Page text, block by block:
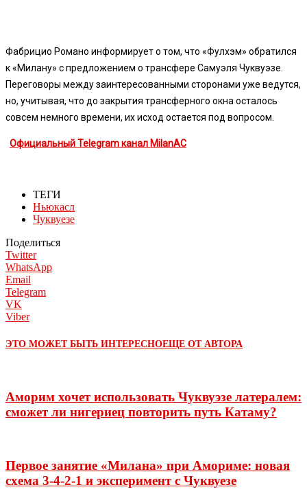
Фабрицио Романо информирует о том, что «Фулхэм» обратился
к «Милану» с предложением о трансфере Самуэля Чуквуэзе.
Переговоры между заинтересованными сторонами уже ведутся,
но, учитывая, что до закрытия трансферного окна осталось
совсем немного времени, их исход остается под вопросом.
Официальный Telegram канал MilanAC
ТЕГИ
Ньюкасл
Чуквуезе
Поделиться
Twitter
WhatsApp
Email
Telegram
VK
Viber
ЭТО МОЖЕТ БЫТЬ ИНТЕРЕСНОЕЩЕ ОТ АВТОРА
Аморим хочет использовать Чуквуэзе латералем:
сможет ли нигериец повторить путь Катаму?
Первое занятие «Милана» при Амориме: новая
схема 3-4-2-1 и эксперимент с Чуквуезе